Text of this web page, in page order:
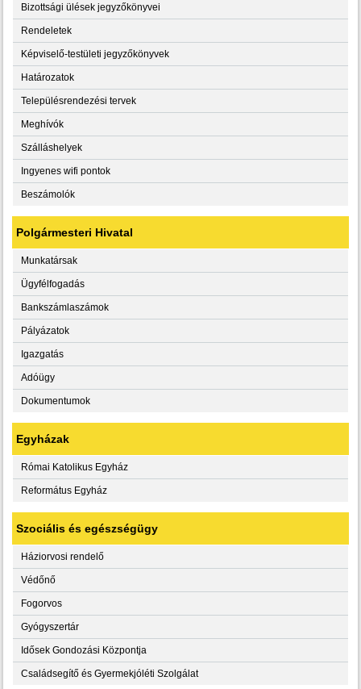
Bizottsági ülések jegyzőkönyvei
Rendeletek
Képviselő-testületi jegyzőkönyvek
Határozatok
Településrendezési tervek
Meghívók
Szálláshelyek
Ingyenes wifi pontok
Beszámolók
Polgármesteri Hivatal
Munkatársak
Ügyfélfogadás
Bankszámlaszámok
Pályázatok
Igazgatás
Adóügy
Dokumentumok
Egyházak
Római Katolikus Egyház
Református Egyház
Szociális és egészségügy
Háziorvosi rendelő
Védőnő
Fogorvos
Gyógyszertár
Idősek Gondozási Központja
Családsegítő és Gyermekjóléti Szolgálat